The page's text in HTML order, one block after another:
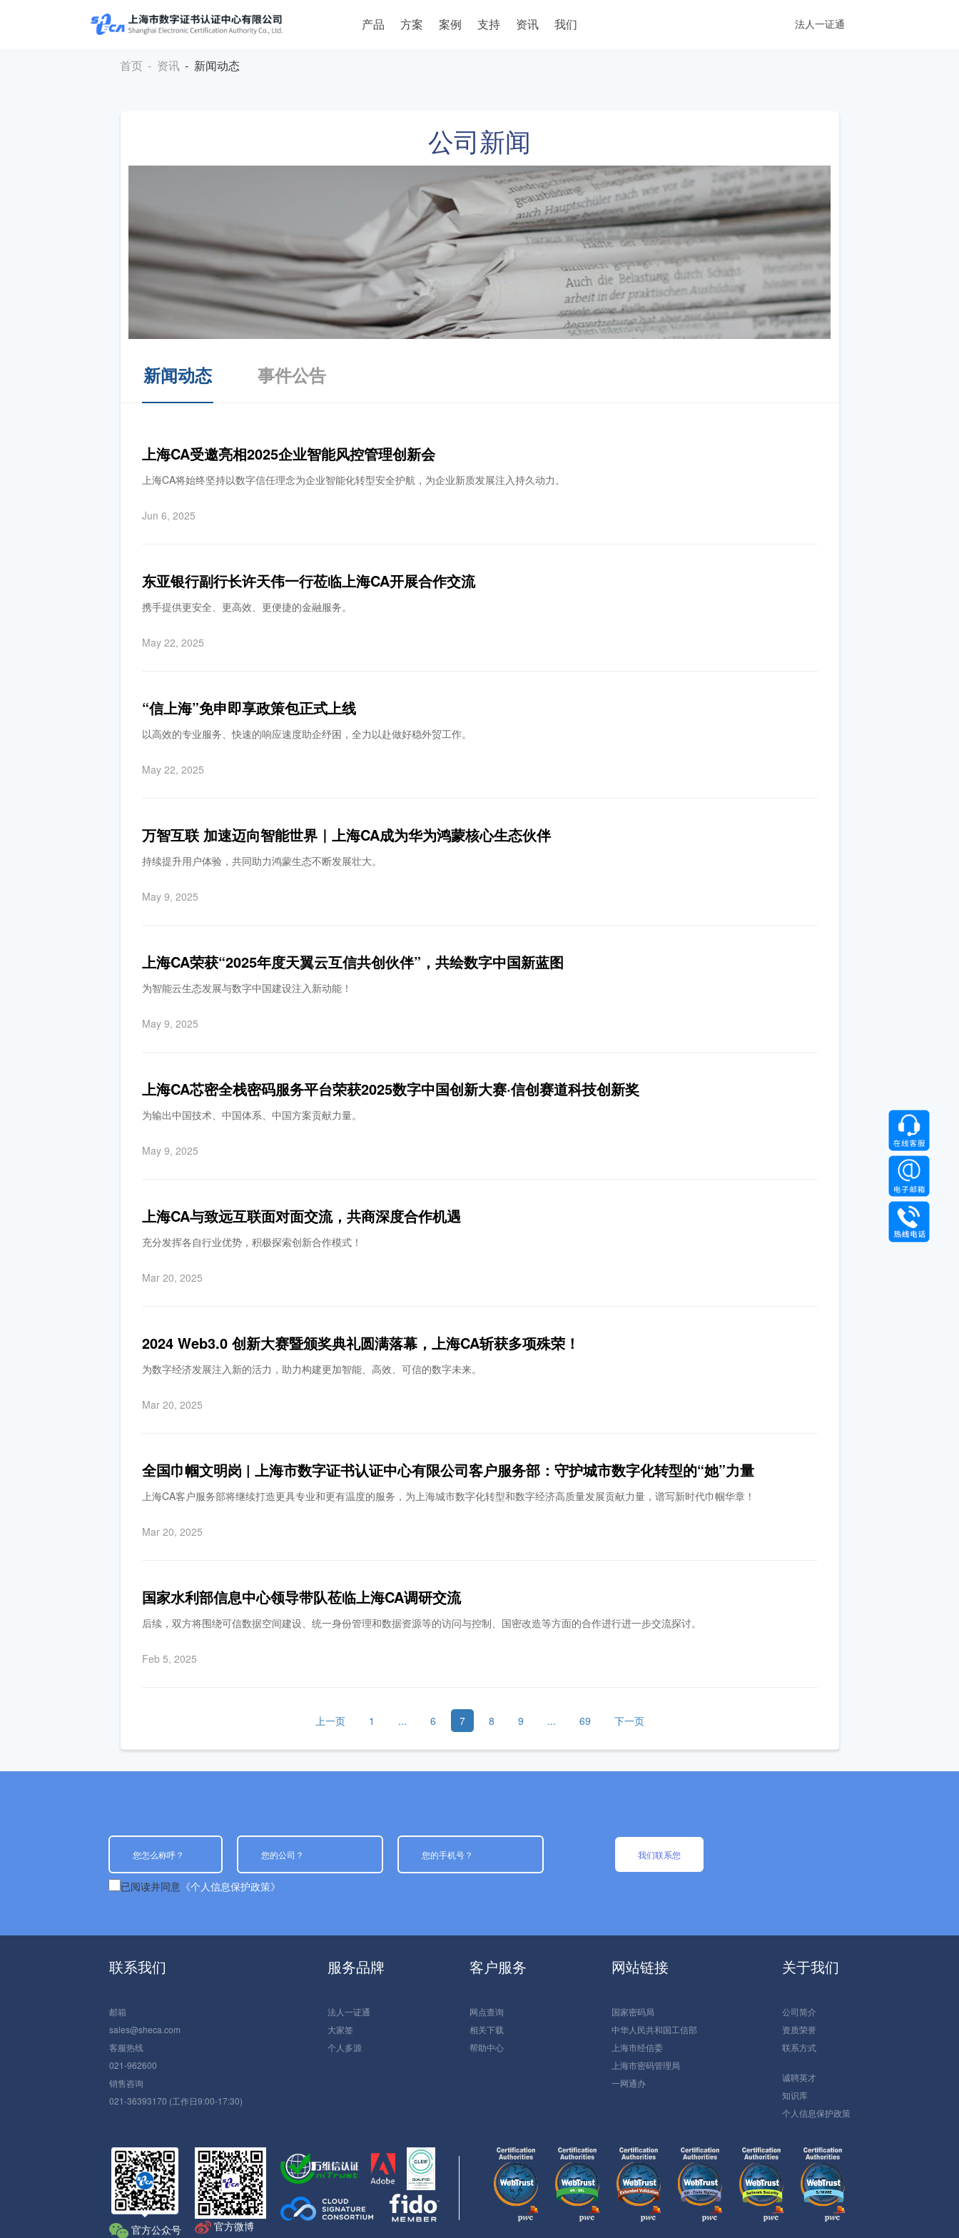
法人一证通
产品 方案 案例 支持 资讯 我们
首页 - 资讯 - 新闻动态
公司新闻
新闻动态 事件公告
上海CA受邀亮相2025企业智能风控管理创新会
上海CA将始终坚持以数字信任理念为企业智能化转型安全护航，为企业新质发展注入持久动力。
Jun 6, 2025
东亚银行副行长许天伟一行莅临上海CA开展合作交流
携手提供更安全、更高效、更便捷的金融服务。
May 22, 2025
“信上海”免申即享政策包正式上线
以高效的专业服务、快速的响应速度助企纾困，全力以赴做好稳外贸工作。
May 22, 2025
万智互联 加速迈向智能世界｜上海CA成为华为鸿蒙核心生态伙伴
持续提升用户体验，共同助力鸿蒙生态不断发展壮大。
May 9, 2025
上海CA荣获“2025年度天翼云互信共创伙伴”，共绘数字中国新蓝图
为智能云生态发展与数字中国建设注入新动能！
May 9, 2025
上海CA芯密全栈密码服务平台荣获2025数字中国创新大赛·信创赛道科技创新奖
为输出中国技术、中国体系、中国方案贡献力量。
May 9, 2025
上海CA与致远互联面对面交流，共商深度合作机遇
充分发挥各自行业优势，积极探索创新合作模式！
Mar 20, 2025
2024 Web3.0 创新大赛暨颁奖典礼圆满落幕，上海CA斩获多项殊荣！
为数字经济发展注入新的活力，助力构建更加智能、高效、可信的数字未来。
Mar 20, 2025
全国巾帼文明岗 | 上海市数字证书认证中心有限公司客户服务部：守护城市数字化转型的“她”力量
上海CA客户服务部将继续打造更具专业和更有温度的服务，为上海城市数字化转型和数字经济高质量发展贡献力量，谱写新时代巾帼华章！
Mar 20, 2025
国家水利部信息中心领导带队莅临上海CA调研交流
后续，双方将围绕可信数据空间建设、统一身份管理和数据资源等的访问与控制、国密改造等方面的合作进行进一步交流探讨。
Feb 5, 2025
上一页 1 ... 6 7 8 9 ... 69 下一页
我们联系您
已阅读并同意 《个人信息保护政策》
联系我们
邮箱
sales@sheca.com
客服热线
021-962600
销售咨询
021-36393170 (工作日9:00-17:30)
服务品牌
法人一证通
大家签
个人多源
客户服务
网点查询
相关下载
帮助中心
网站链接
国家密码局
中华人民共和国工信部
上海市经信委
上海市密码管理局
一网通办
关于我们
公司简介
资质荣誉
联系方式
诚聘英才
知识库
个人信息保护政策
官方公众号 官方微博